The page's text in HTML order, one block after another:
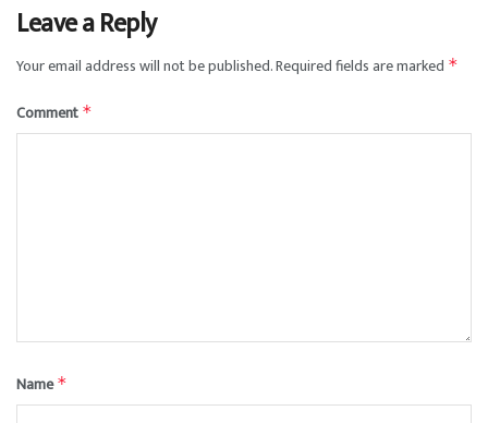
Leave a Reply
Your email address will not be published.Required fields are marked *
Comment *
Name*